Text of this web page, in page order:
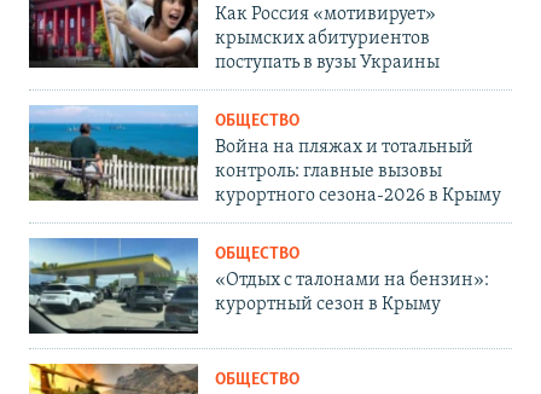
Как Россия «мотивирует»
крымских абитуриентов
поступать в вузы Украины
ОБЩЕСТВО
Война на пляжах и тотальный
контроль: главные вызовы
курортного сезона-2026 в Крыму
ОБЩЕСТВО
«Отдых с талонами на бензин»:
курортный сезон в Крыму
ОБЩЕСТВО